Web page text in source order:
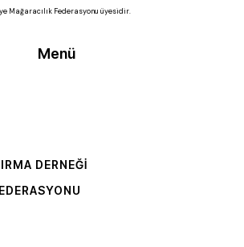
Mağaracılık Federasyonu üyesidir.
Menü
DERNEĞI